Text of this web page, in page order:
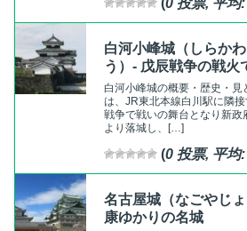
(0 投票, 平均:
白河小峰城（しらか
う）- 戊辰戦争の戦火
白河小峰城の概要・歴史・見
は、JR東北本線白川駅に隣
戦争で戦いの舞台となり新政
より落城し、[…]
(0 投票, 平均:
名古屋城（なごやじ
康ゆかりの名城